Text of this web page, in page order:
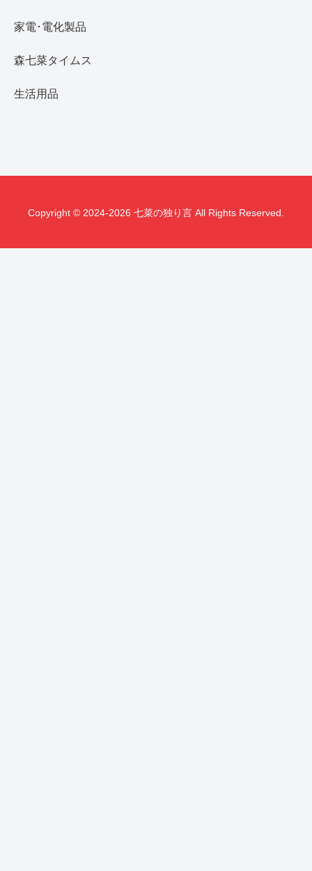
家電･電化製品
森七菜タイムス
生活用品
Copyright © 2024-2026 七菜の独り言 All Rights Reserved.